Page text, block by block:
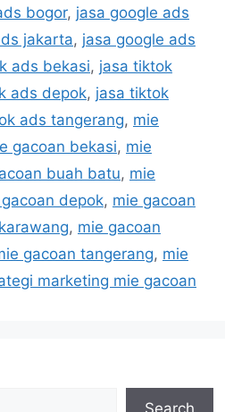
bogor, jasa google ads
jakarta, jasa google ads
ads bekasi, jasa tiktok
ads depok, jasa tiktok
ads tangerang, mie
gacoan bekasi, mie
buah batu, mie
depok, mie gacoan
, mie gacoan
gacoan tangerang, mie
marketing mie gacoan
Search